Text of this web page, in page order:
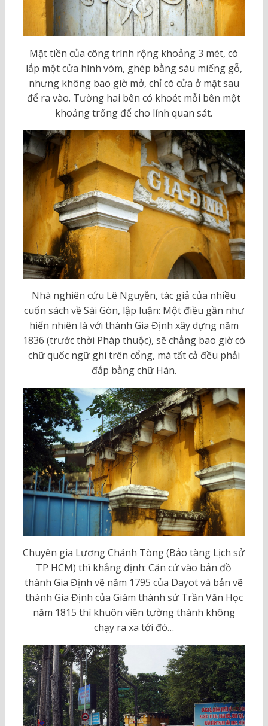
Mặt tiền của công trình rộng khoảng 3 mét, có
lắp một cửa hình vòm, ghép bằng sáu miếng gỗ,
nhưng không bao giờ mở, chỉ có cửa ở mặt sau
để ra vào. Tường hai bên có khoét mỗi bên một
khoảng trống để cho lính quan sát.
Nhà nghiên cứu Lê Nguyễn, tác giả của nhiều
cuốn sách về Sài Gòn, lập luận: Một điều gần như
hiển nhiên là với thành Gia Định xây dựng năm
1836 (trước thời Pháp thuộc), sẽ chẳng bao giờ có
chữ quốc ngữ ghi trên cổng, mà tất cả đều phải
đắp bằng chữ Hán.
Chuyên gia Lương Chánh Tòng (Bảo tàng Lịch sử
TP HCM) thì khẳng định: Căn cứ vào bản đồ
thành Gia Định vẽ năm 1795 của Dayot và bản vẽ
thành Gia Định của Giám thành sứ Trần Văn Học
năm 1815 thì khuôn viên tường thành không
chạy ra xa tới đó…